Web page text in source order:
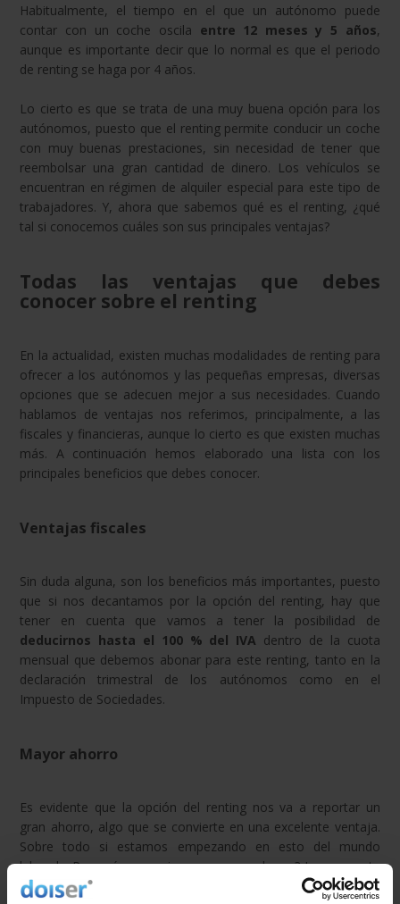
Habitualmente, el tiempo en el que un autónomo puede
contar con un coche oscila entre 12 meses y 5 años,
aunque es importante decir que lo normal es que el periodo
de renting se haga por 4 años.
Lo cierto es que se trata de una muy buena opción para los
autónomos, puesto que el renting permite conducir un coche
con muy buenas prestaciones, sin necesidad de tener que
reembolsar una gran cantidad de dinero. Los vehículos se
encuentran en régimen de alquiler especial para este tipo de
trabajadores. Y, ahora que sabemos qué es el renting, ¿qué
tal si conocemos cuáles son sus principales ventajas?
Todas las ventajas que debes
conocer sobre el renting
En la actualidad, existen muchas modalidades de renting para
ofrecer a los autónomos y las pequeñas empresas, diversas
opciones que se adecuen mejor a sus necesidades. Cuando
hablamos de ventajas nos referimos, principalmente, a las
fiscales y financieras, aunque lo cierto es que existen muchas
más. A continuación hemos elaborado una lista con los
principales beneficios que debes conocer.
Ventajas fiscales
Sin duda alguna, son los beneficios más importantes, puesto
que si nos decantamos por la opción del renting, hay que
tener en cuenta que vamos a tener la posibilidad de
deducirnos hasta el 100 % del IVA dentro de la cuota
mensual que debemos abonar para este renting, tanto en la
declaración trimestral de los autónomos como en el
Impuesto de Sociedades.
Mayor ahorro
Es evidente que la opción del renting nos va a reportar un
gran ahorro, algo que se convierte en una excelente ventaja.
Sobre todo si estamos empezando en esto del mundo
laboral. ¿Por qué se consigue un mayor ahorro? La respuesta
es sencilla: porque cuando escoges un vehículo de rentingno